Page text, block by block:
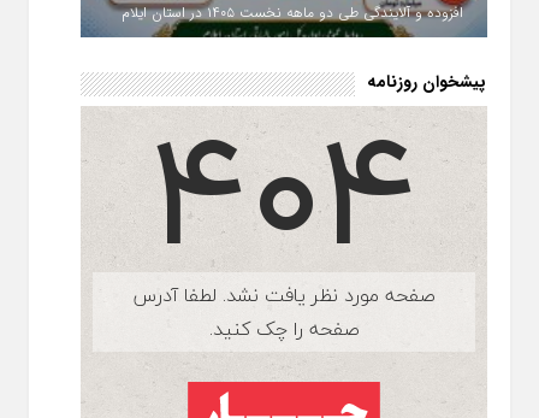
افزوده و آلایندگی طی دو ماهه نخست ۱۴۰۵ در استان ایلام
پیشخوان روزنامه